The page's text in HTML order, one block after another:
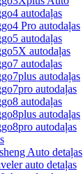
autodaļas
Pro autodaļas
autodaļas
autodaļas
autodaļas
autodaļas
autodaļas
autodaļas
autodaļas
autodaļas
Auto detaļas
auto detaļas